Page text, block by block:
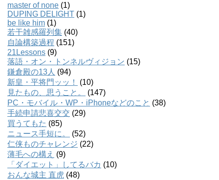
master of none (1)
DUPING DELIGHT (1)
be like him (1)
若干雑感羅列集 (40)
自論構築過程 (151)
21Lessons (9)
落語・オン・トンネルヴィジョン (15)
鎌倉殿の13人 (94)
新皇・平将門ッッ！
(10)
見たもの、思うこと。
(147)
PC・モバイル・WP・iPhoneなどのこと (38)
手続申請悲喜交交 (29)
買うてもた (85)
ニュース手短に。
(52)
仁侠ものチャレンジ (22)
薄毛への構え (9)
「ダイエット」してるバカ (10)
おんな城主 直虎 (48)